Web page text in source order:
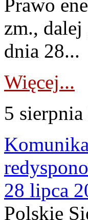
Prawo
zm.,
dnia 28...
Więcej...
5
28 lipca
Polskie